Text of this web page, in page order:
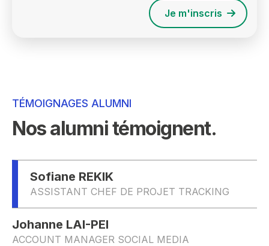
Je m'inscris
TÉMOIGNAGES ALUMNI
Nos alumni témoignent.
Sofiane REKIK
ASSISTANT CHEF DE PROJET TRACKING
Johanne LAI-PEI
ACCOUNT MANAGER SOCIAL MEDIA